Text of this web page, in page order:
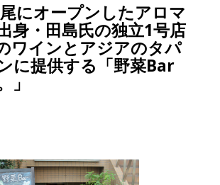
にオープンしたアロマ
身・田島氏の独立1号店
ワインとアジアのタパ
に提供する「野菜Bar
」